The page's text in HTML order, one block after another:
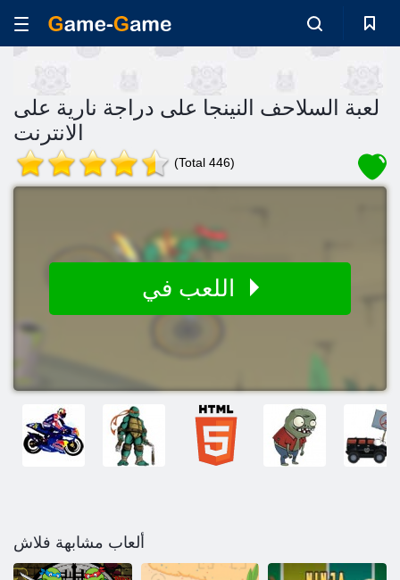
لعبة السلاحف النينجا على دراجة نارية على
الانترنت
(Total 446)
ألعاب مشابهة فلاش